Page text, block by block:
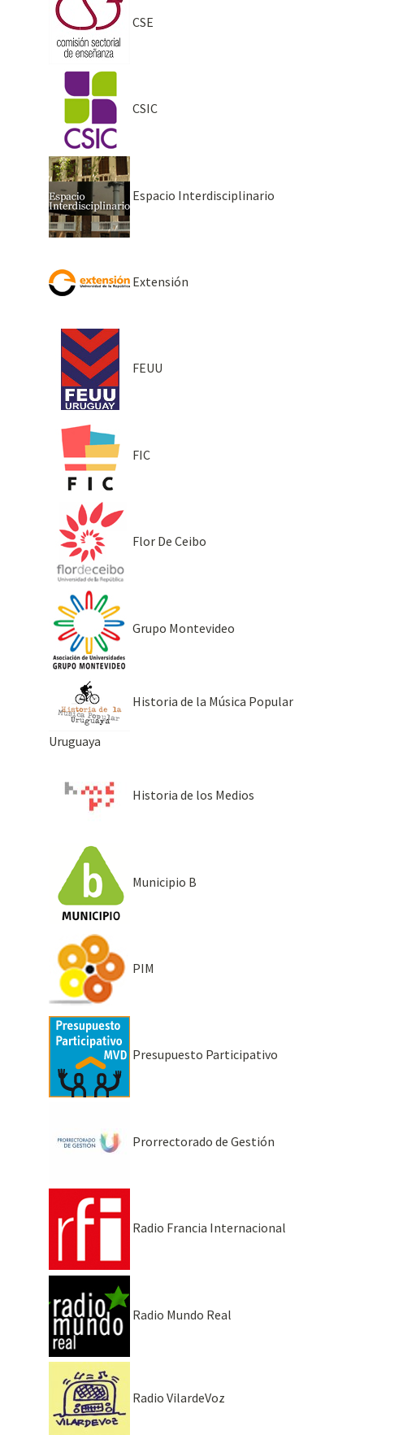
CSE
CSIC
Espacio Interdisciplinario
Extensión
FEUU
FIC
Flor De Ceibo
Grupo Montevideo
Historia de la Música Popular
Uruguaya
Historia de los Medios
Municipio B
PIM
Presupuesto Participativo
Prorrectorado de Gestión
Radio Francia Internacional
Radio Mundo Real
Radio VilardeVoz